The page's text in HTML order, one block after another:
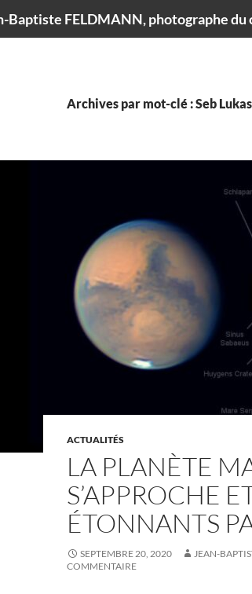
Baptiste FELDMANN, photographe du
Archives par mot-clé : Seb Lukas
ACTUALITÉS
LA PLANÈTE
S’APPROCHE
ÉTONNANTS
SEPTEMBRE 20, 2020 JEAN-
COMMENTAIRE